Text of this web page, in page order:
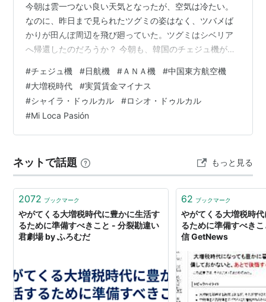
今朝は雲一つない良い天気となったが、空気は冷たい。
なのに、昨日まで見られたツグミの姿はなく、ツバメば
かりが田んぼ周辺を飛び廻っていた。ツグミはシベリア
へ帰還したのだろうか？ 今朝も、韓国のチェジュ機が飛
飛来する。 その様子は次の写真（Ｘ投稿を含め、６枚）
のとおりである。 ❶大増税時代の始まり（国民年金、介
護保険料、森林環境税）か
(>_<)https://t.co/H0CFxPnqHUhttps://t.co/jsjwu6HAdf
https://t.co/MEx5OwJX4nhttps://t…
#チェジュ機 #日航機 #ＡＮＡ機 #中国東方航空機
#大増税時代 #実質賃金マイナス
#シャイラ・ドゥルカル #ロシオ・ドゥルカル
#Mi Loca Pasión
ネットで話題 もっと見る
2072 ブックマーク
やがてくる大増税時代に豊かに生活す
るために準備すべきこと - 分裂勘違い
君劇場 by ふろむだ
62 ブックマーク
やがてくる大増税時
るために準備すべき
信 GetNews